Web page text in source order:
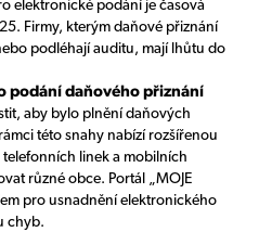
elektronické podání je časová
Firmy, kterým daňové přiznání
podléhají auditu, mají lhůtu do
podání daňového přiznání
aby bylo plnění daňových
této snahy nabízí rozšířenou
linek a mobilních
různé obce. Portál „MOJE
pro usnadnění elektronického
chyb.